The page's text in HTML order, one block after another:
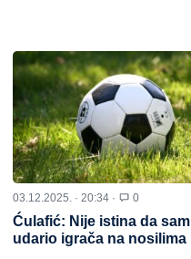
03.12.2025. · 20:34 · 0
Ćulafić: Nije istina da sam
udario igrača na nosilima